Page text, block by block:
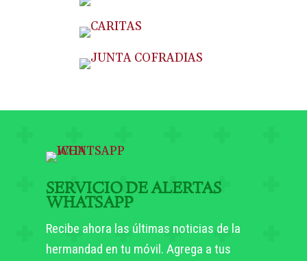
SERVICIO DE ALERTAS
WHATSAPP
Recibe ahora las últimas noticias de la
hermandad en tu móvil. Agrega a tus